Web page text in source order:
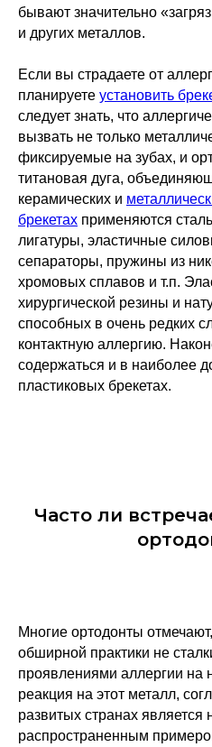
бывают значительно
и других металлов.
Если вы страдаете от
планируете установить
следует знать, что
вызвать не только
фиксируемые на зубах, и
титановая дуга,
керамических и
брекетах применяются
лигатуры, эластичные
сепараторы, пружины из
хромовых сплавов и т.п.
хирургической резины и
способных в очень редких
контактную аллергию.
содержаться и в наиболее
пластиковых брекетах.
Часто ли
Многие ортодонты
обширной практики не
проявлениями аллергии на
реакция на этот металл,
развитых странах является
распространенным